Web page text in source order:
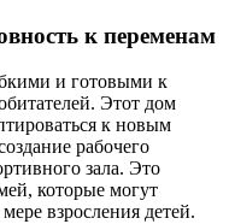
к переменам
и готовыми к
Этот дом
к новым
рабочего
зала. Это
которые могут
взросления детей.